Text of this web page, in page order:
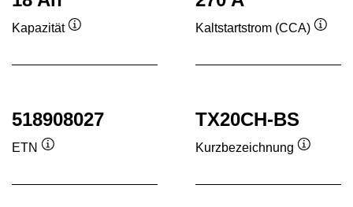
Kapazität
Kaltstartstrom (CCA)
518908027
ETN
TX20CH-BS
Kurzbezeichnung